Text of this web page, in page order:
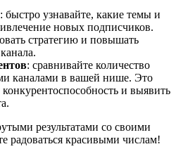
: быстро узнавайте, какие темы и
новых подписчиков.
стратегию и повышать
: сравнивайте количество
каналами в вашей нише. Это
и выявить
результатами со своими
радоваться красивыми числам!